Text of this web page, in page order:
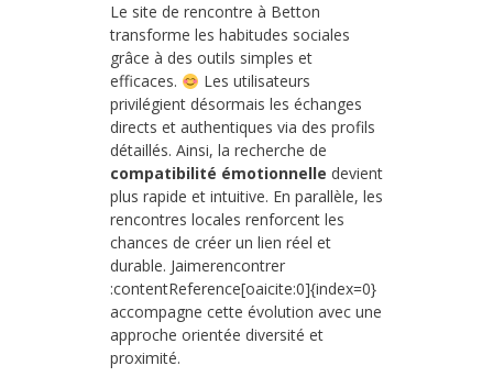
Le site de rencontre à Betton
transforme les habitudes sociales
grâce à des outils simples et
efficaces.
Les utilisateurs
privilégient désormais les échanges
directs et authentiques via des profils
détaillés. Ainsi, la recherche de
compatibilité émotionnelle devient
plus rapide et intuitive. En parallèle, les
rencontres locales renforcent les
chances de créer un lien réel et
durable. Jaimerencontrer
:contentReference[oaicite:0]{index=0}
accompagne cette évolution avec une
approche orientée diversité et
proximité.